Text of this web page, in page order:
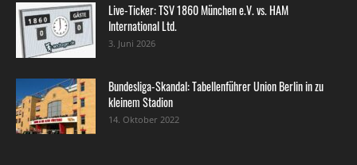
Live-Ticker: TSV 1860 München e.V. vs. HAM
International Ltd.
3. Juni 2026
Bundesliga-Skandal: Tabellenführer Union Berlin in zu
kleinem Stadion
14. Oktober 2022